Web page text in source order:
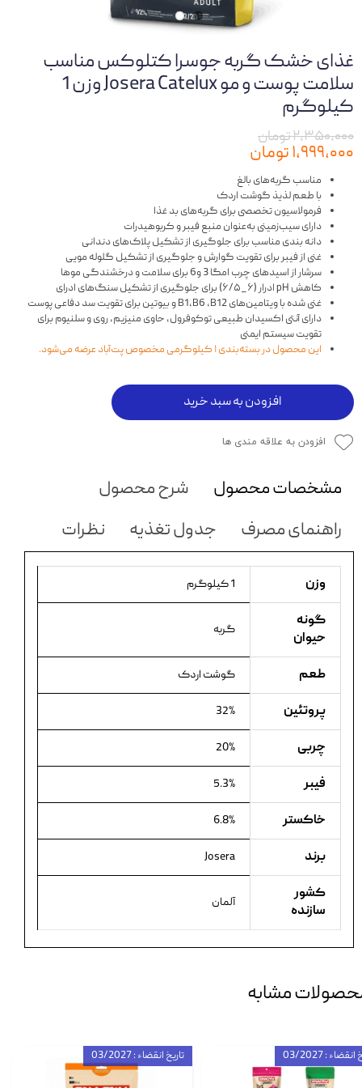
غذای خشک گربه جوسرا کتلوکس مناسب
سلامت پوست و مو Josera Catelux وزن 1
کیلوگرم
۲,۳۵۰,۰۰۰ تومان
۱,۹۹۹,۰۰۰ تومان
مناسب گربه‌های بالغ
با طعم لذیذ گوشت اردک
فرمولاسیون تخصصی برای گربه‌های بد غذا
دارای سیب‌زمینی به‌عنوان منبع فیبر و کربوهیدرات
دانه بندی مناسب برای جلوگیری از تشکیل پلاک‌های دندانی
غنی از فیبر برای تقویت گوارش و جلوگیری از تشکیل گلوله مویی
سرشار از اسیدهای چرب امگا 3 و6 برای سلامت و درخشندگی موها
کاهش pH ادرار (۶_۶/۵) برای جلوگیری از تشکیل سنگ‌های ادرای
غنی شده با ویتامین‌های B1،B6 ،B12 و بیوتین برای تقویت سد دفاعی پوست
دارای آنتی اکسیدان طبیعی توکوفرول، حاوی منیزیم، روی و سلنیوم برای
تقویت سیستم ایمنی
این محصول در بسته‌بندی ۱ کیلوگرمی مخصوص پت‌آباد عرضه می‌شود.
افزودن به سبد خرید
افزودن به علاقه مندی ها
مشخصات محصول
شرح محصول
راهنمای مصرف
جدول تغذیه نظرات
وزن 1 کیلوگرم
گونه
حیوان
گربه
طعم گوشت اردک
پروتئین 32%
چربی 20%
فیبر 5.3%
خاکستر 6.8%
برند Josera
کشور
سازنده
آلمان
مشابه
تاریخ انقضاء : 03/2027 : 03/2027